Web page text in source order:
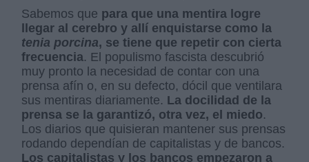
Sabemos que para que una mentira logre
llegar al cerebro y allí enquistarse como la
tenia porcina, se tiene que repetir con cierta
frecuencia. El populismo fascista descubrió
muy pronto la necesidad de contar con una
prensa afín o, en su defecto, dócil que ventilara
sus mentiras diariamente. La docilidad de la
prensa se la garantizó, otra vez, el miedo.
Los diarios que quisieran mantener sus prensas
rodando dependían de capitalistas y de bancos.
Los capitalistas y los bancos empezaron a